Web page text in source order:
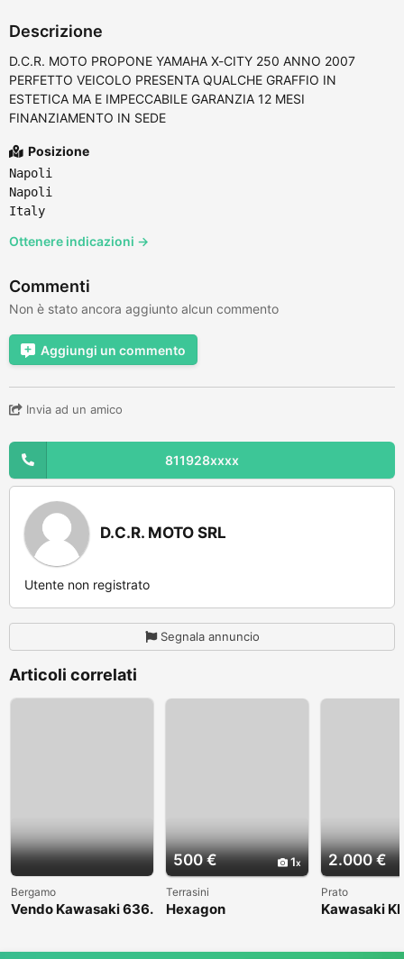
Descrizione
D.C.R. MOTO PROPONE YAMAHA X-CITY 250 ANNO 2007
PERFETTO VEICOLO PRESENTA QUALCHE GRAFFIO IN
ESTETICA MA E IMPECCABILE GARANZIA 12 MESI
FINANZIAMENTO IN SEDE
Posizione
Napoli
Napoli
Italy
Ottenere indicazioni →
Commenti
Non è stato ancora aggiunto alcun commento
Aggiungi un commento
Invia ad un amico
811928xxxx
D.C.R. MOTO SRL
Utente non registrato
Segnala annuncio
Articoli correlati
Bergamo
Vendo Kawasaki 636.
500 € 1
Terrasini
Hexagon
2.000 €
Prato
Kawasaki